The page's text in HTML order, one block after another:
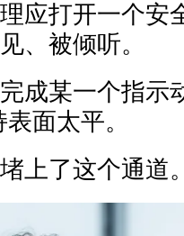
应打开一个安
、被倾听。
成某一个指示
面太平。
上了这个通道